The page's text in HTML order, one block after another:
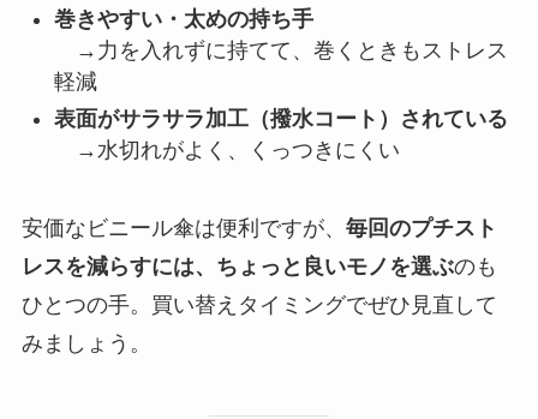
巻きやすい・太めの持ち手
→力を入れずに持てて、巻くときもストレス
軽減
表面がサラサラ加工（撥水コート）されている
→水切れがよく、くっつきにくい
安価なビニール傘は便利ですが、 毎回のプチスト
レスを減らすには、ちょっと良いモノを選ぶのも
ひとつの手。買い替えタイミングでぜひ見直して
みましょう。